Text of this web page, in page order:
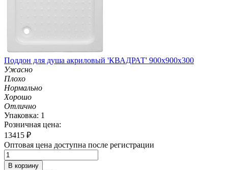
Поддон для душа акриловый 'КВАДРАТ' 900х900х300
Ужасно
Плохо
Нормально
Хорошо
Отлично
Упаковка: 1
Розничная цена:
13415 ₽
Оптовая цена доступна после регистрации
В корзину